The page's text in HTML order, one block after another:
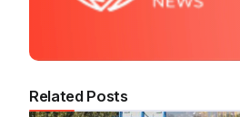
Related Posts